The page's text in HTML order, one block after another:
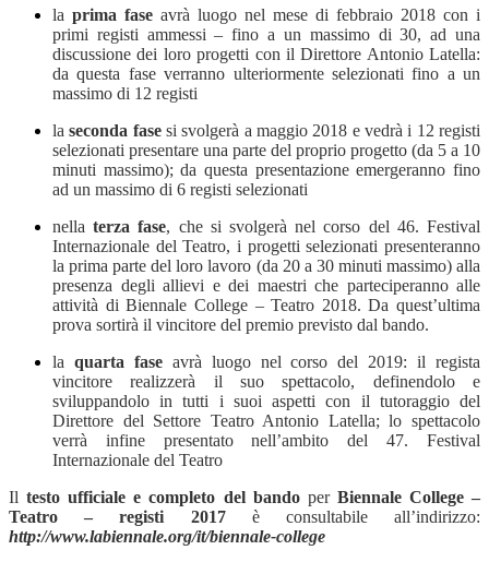
la prima fase avrà luogo nel mese di febbraio 2018 con i
primi registi ammessi – fino a un massimo di 30, ad una
discussione dei loro progetti con il Direttore Antonio Latella:
da questa fase verranno ulteriormente selezionati fino a un
massimo di 12 registi
laseconda fasesi svolgerà a maggio 2018 e vedrà i 12 registi
selezionati presentare una parte del proprio progetto (da 5 a 10
minuti massimo); da questa presentazione emergeranno fino
ad un massimo di 6 registi selezionati
nellaterza fase, che si svolgerà nel corso del 46. Festival
Internazionale del Teatro, i progetti selezionati presenteranno
la prima parte del loro lavoro (da 20 a 30 minuti massimo) alla
presenza degli allievi e dei maestri che parteciperanno alle
attività di Biennale College – Teatro 2018. Da quest’ultima
prova sortirà il vincitore del premio previsto dal bando.
la quarta faseavrà luogo nel corso del 2019: il regista
vincitore realizzerà il suo spettacolo, definendolo e
sviluppandolo in tutti i suoi aspetti con il tutoraggio del
Direttore del Settore Teatro Antonio Latella; lo spettacolo
verrà infine presentato nell’ambito del 47. Festival
Internazionale del Teatro
Iltesto ufficiale e completo del bandoper Biennale College –
Teatro – registi 2017è consultabile all’indirizzo:
http://www.labiennale.org/it/biennale-college